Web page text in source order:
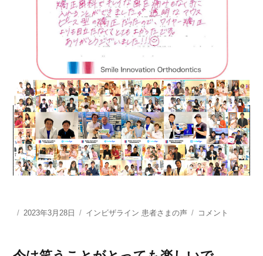
投
2023年3月28日
カ
インビザライン 患者さまの声
本
く
コメント